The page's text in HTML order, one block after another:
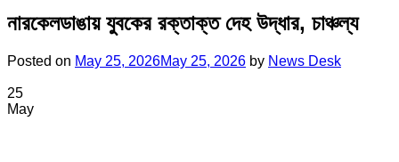
নারকেলডাঙায় যুবকের রক্তাক্ত দেহ উদ্ধার, চাঞ্চল্য
Posted on May 25, 2026May 25, 2026 by News Desk
25
May